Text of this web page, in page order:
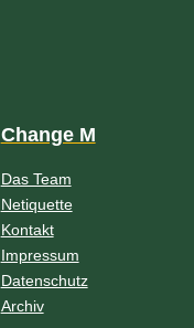
Change M
Das Team
Netiquette
Kontakt
Impressum
Datenschutz
Archiv